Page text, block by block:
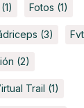
(1) Fotos (1)
(3) Fvt
(2)
Trail (1)